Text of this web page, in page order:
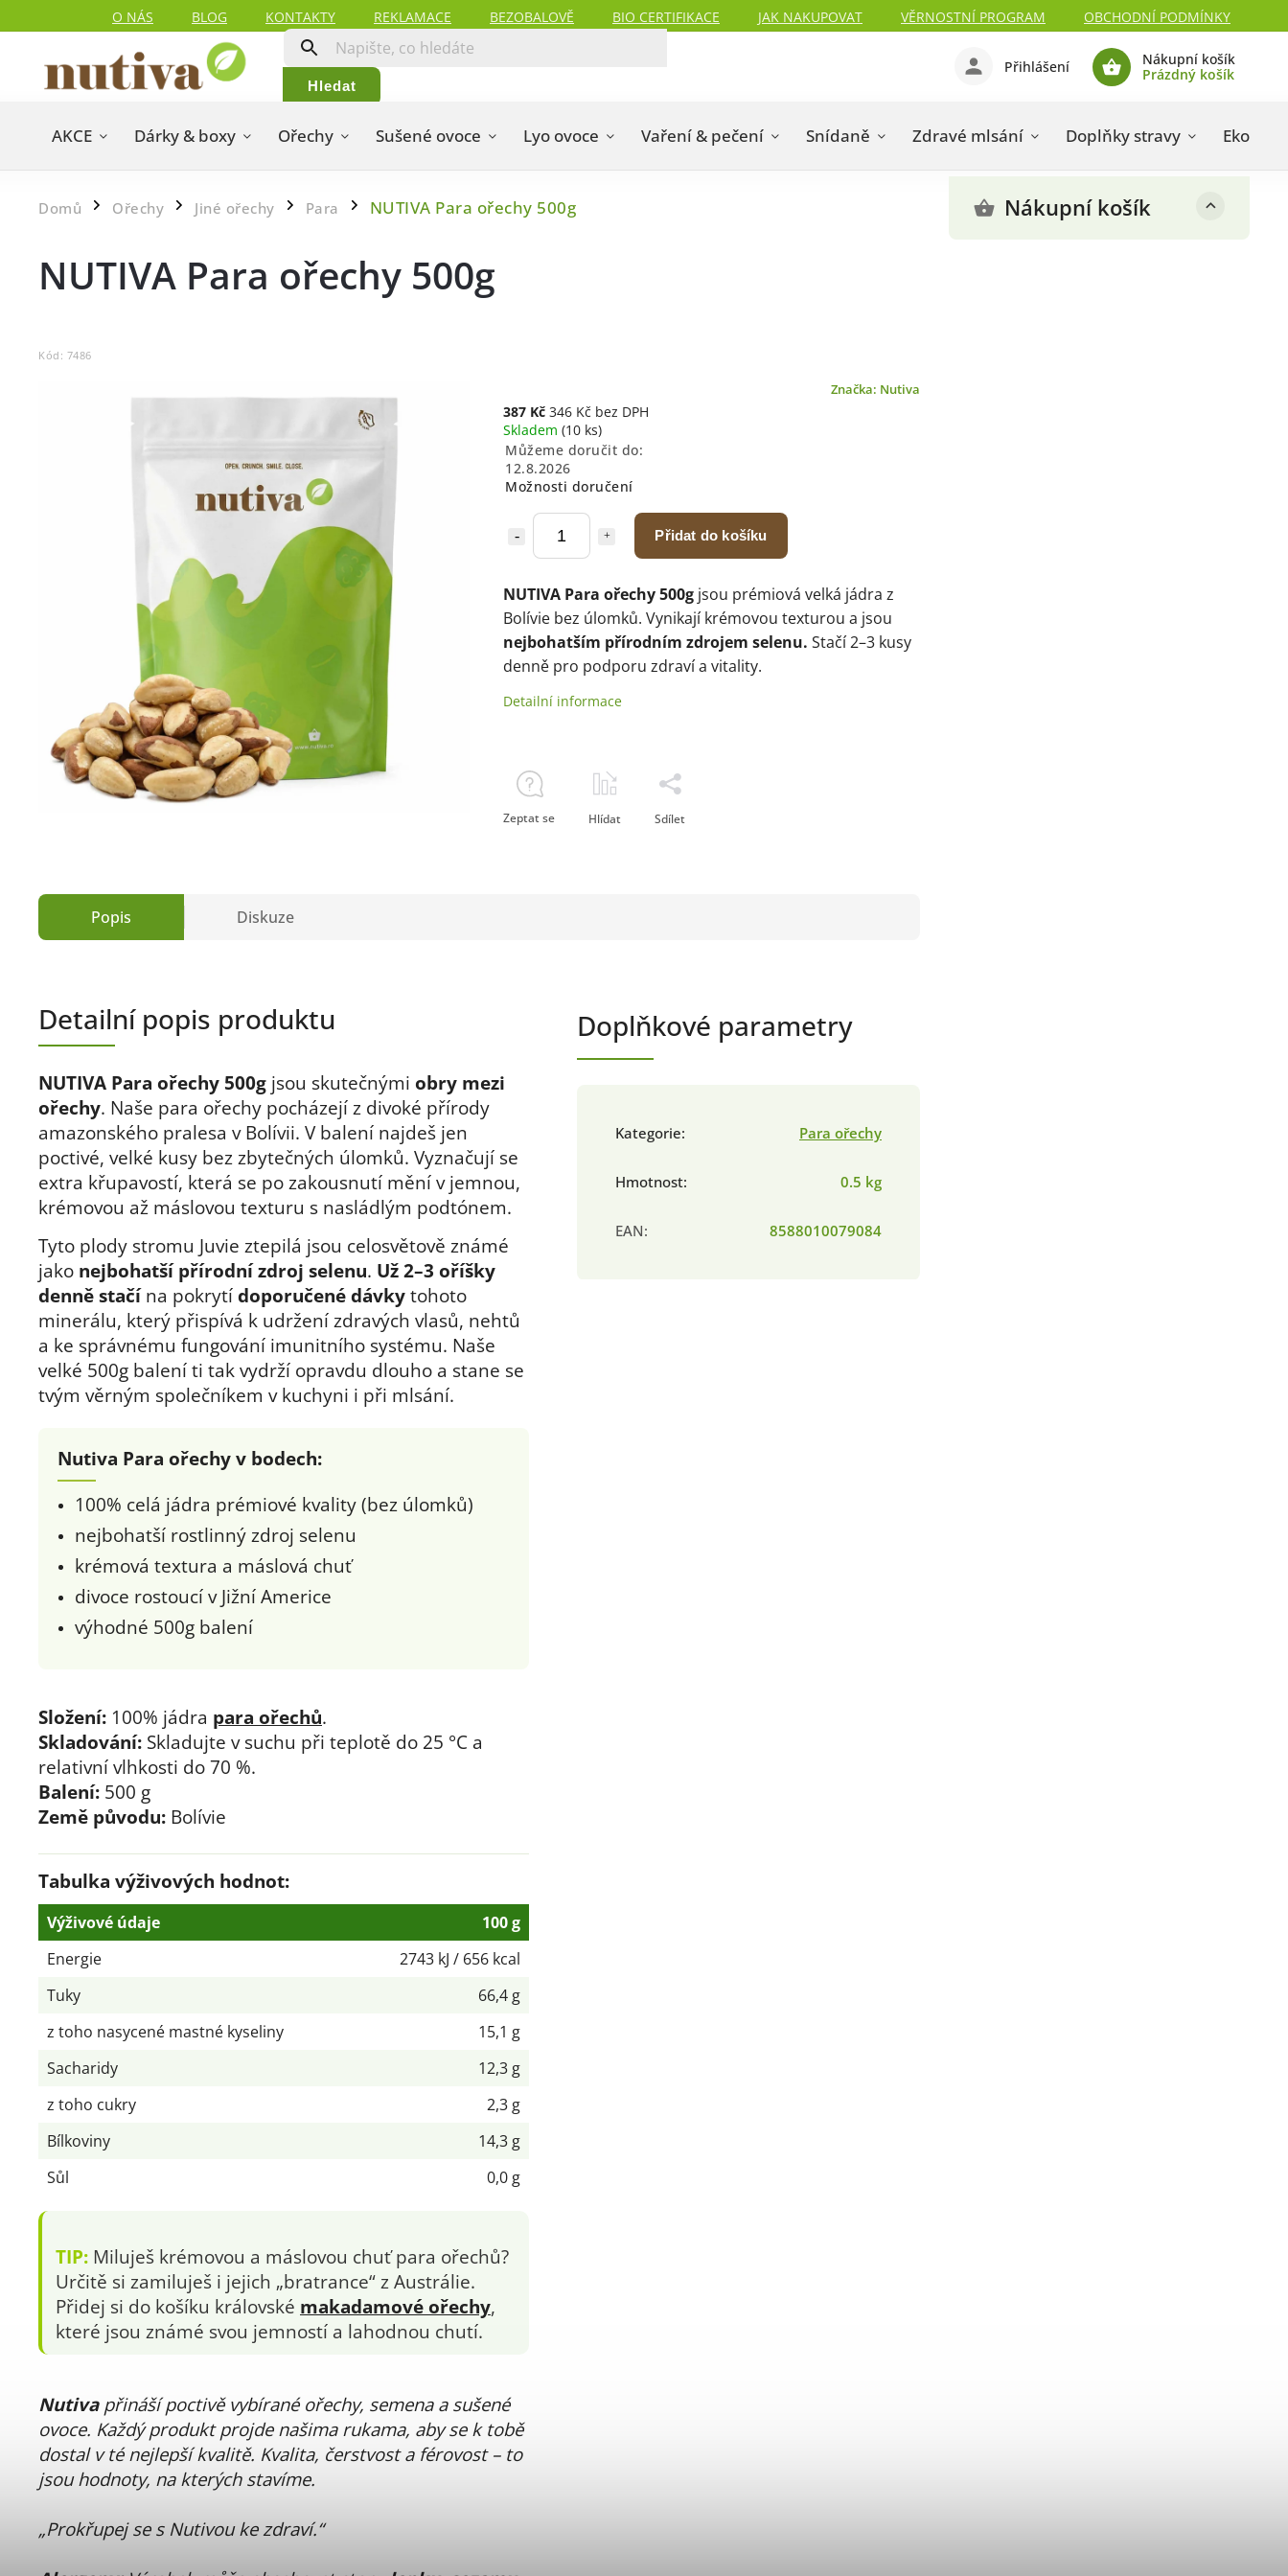
O NÁS BLOG KONTAKTY REKLAMACE BEZOBALOVĚ BIO CERTIFIKACE JAK NAKUPOVAT VĚRNOSTNÍ PROGRAM OBCHODNÍ PODMÍNKY
Hledat
Nákupní košík
Prázdný košík
Přihlášení
AKCE Dárky & boxy Ořechy Sušené ovoce Lyo ovoce Vaření & pečení Snídaně Zdravé mlsání Doplňky stravy Eko
Domů / Ořechy / Jiné ořechy / Para / NUTIVA Para ořechy 500g Nákupní košík
NUTIVA Para ořechy 500g
Kód: 7486
Značka: Nutiva
387 Kč 346 Kč bez DPH
Skladem (10 ks)
Můžeme doručit do:
12.8.2026
Možnosti doručení
Přidat do košíku
NUTIVA Para ořechy 500g jsou prémiová velká jádra z
Bolívie bez úlomků. Vynikají krémovou texturou a jsou
nejbohatším přírodním zdrojem selenu. Stačí 2–3 kusy
denně pro podporu zdraví a vitality.
Detailní informace
Zeptat se Hlídat Sdílet
Popis Diskuze
Detailní popis produktu
NUTIVA Para ořechy 500g jsou skutečnými obry mezi
ořechy. Naše para ořechy pocházejí z divoké přírody
amazonského pralesa v Bolívii. V balení najdeš jen
poctivé, velké kusy bez zbytečných úlomků. Vyznačují se
extra křupavostí, která se po zakousnutí mění v jemnou,
krémovou až máslovou texturu s nasládlým podtónem.
Tyto plody stromu Juvie ztepilá jsou celosvětově známé
jako nejbohatší přírodní zdroj selenu. Už 2–3 oříšky
denně stačína pokrytí doporučené dávky tohoto
minerálu, který přispívá k udržení zdravých vlasů, nehtů
a ke správnému fungování imunitního systému. Naše
velké 500g balení ti tak vydrží opravdu dlouho a stane se
tvým věrným společníkem v kuchyni i při mlsání.
Nutiva Para ořechy v bodech:
100% celá jádra prémiové kvality (bez úlomků)
nejbohatší rostlinný zdroj selenu
krémová textura a máslová chuť
divoce rostoucí v Jižní Americe
výhodné 500g balení
Složení: 100% jádra para ořechů.
Skladování: Skladujte v suchu při teplotě do 25 °C a
relativní vlhkosti do 70 %.
Balení: 500 g
Země původu: Bolívie
Tabulka výživových hodnot:
Výživové údaje
100 g
Energie
2743 kJ / 656 kcal
Tuky
66,4 g
z toho nasycené mastné kyseliny
15,1 g
Sacharidy
12,3 g
z toho cukry
2,3 g
Bílkoviny
14,3 g
Sůl
0,0 g
TIP: Miluješ krémovou a máslovou chuť para ořechů?
Určitě si zamiluješ i jejich „bratrance“ z Austrálie.
Přidej si do košíku královské makadamové ořechy,
které jsou známé svou jemností a lahodnou chutí.
Nutivapřináší poctivě vybírané ořechy, semena a sušené
ovoce. Každý produkt projde našima rukama, aby se k tobě
dostal v té nejlepší kvalitě. Kvalita, čerstvost a férovost – to
jsou hodnoty, na kterých stavíme.
„Prokřupej se s Nutivou ke zdraví.“
Doplňkové parametry
Kategorie: Para ořechy
Hmotnost: 0.5 kg
EAN: 8588010079084